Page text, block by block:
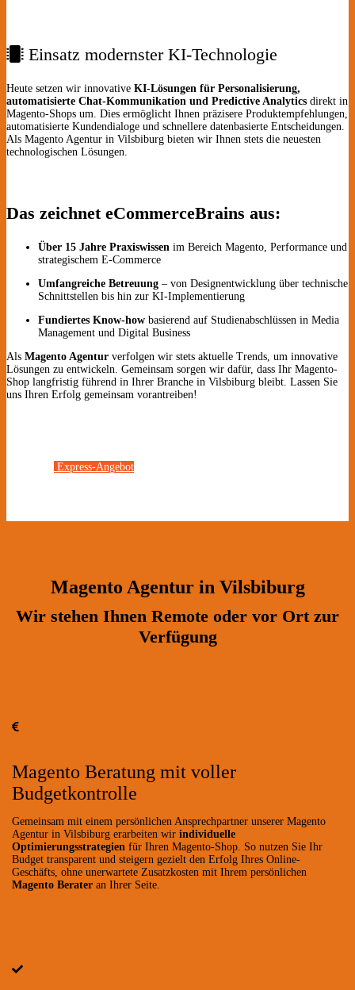
Einsatz modernster KI-Technologie
Heute setzen wir innovative KI-Lösungen für Personalisierung,
automatisierte Chat-Kommunikation und Predictive Analytics direkt in
Magento-Shops um. Dies ermöglicht Ihnen präzisere Produktempfehlungen,
automatisierte Kundendialoge und schnellere datenbasierte Entscheidungen.
Als Magento Agentur in Vilsbiburg bieten wir Ihnen stets die neuesten
technologischen Lösungen.
Das zeichnet eCommerceBrains aus:
Über 15 Jahre Praxiswissen im Bereich Magento, Performance und
strategischem E-Commerce
Umfangreiche Betreuung – von Designentwicklung über technische
Schnittstellen bis hin zur KI-Implementierung
Fundiertes Know-how basierend auf Studienabschlüssen in Media
Management und Digital Business
Als Magento Agentur verfolgen wir stets aktuelle Trends, um innovative
Lösungen zu entwickeln. Gemeinsam sorgen wir dafür, dass Ihr Magento-
Shop langfristig führend in Ihrer Branche in Vilsbiburg bleibt. Lassen Sie
uns Ihren Erfolg gemeinsam vorantreiben!
Express-Angebot
Magento Agentur in Vilsbiburg
Wir stehen Ihnen Remote oder vor Ort zur
Verfügung
Magento Beratung mit voller
Budgetkontrolle
Gemeinsam mit einem persönlichen Ansprechpartner unserer Magento
Agentur in Vilsbiburg erarbeiten wir individuelle
Optimierungsstrategien für Ihren Magento-Shop. So nutzen Sie Ihr
Budget transparent und steigern gezielt den Erfolg Ihres Online-
Geschäfts, ohne unerwartete Zusatzkosten mit Ihrem persönlichen
Magento Berater an Ihrer Seite.